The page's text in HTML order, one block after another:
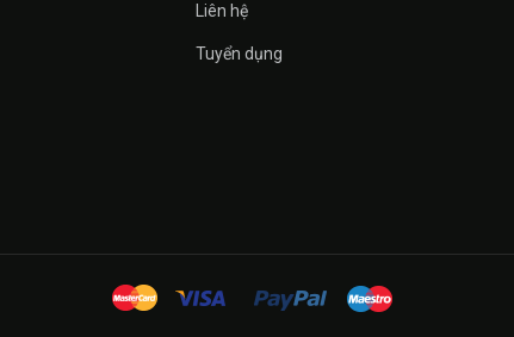
Liên hệ
Tuyển dụng